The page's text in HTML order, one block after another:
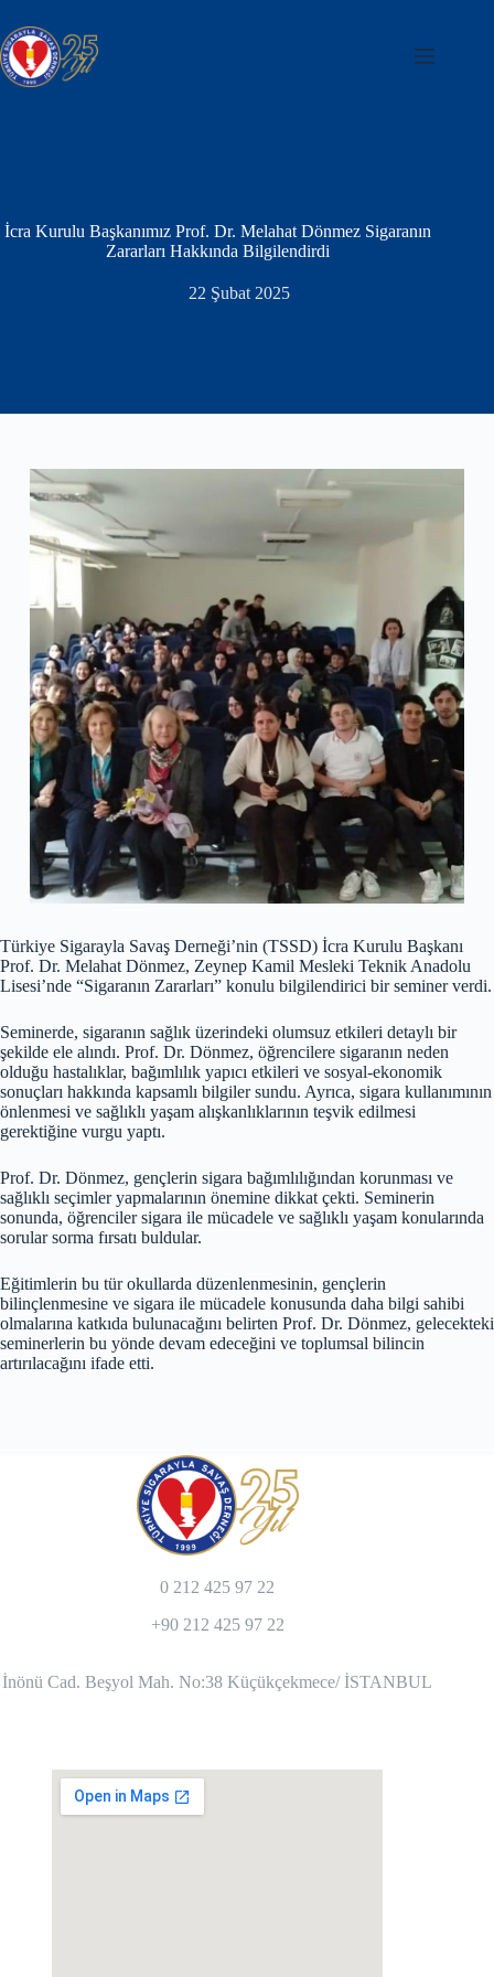
to
content
İcra Kurulu Başkanımız Prof. Dr. Melahat Dönmez Sigaranın
Zararları Hakkında Bilgilendirdi
22 Şubat 2025
Türkiye Sigarayla Savaş Derneği’nin (TSSD) İcra Kurulu Başkanı
Prof. Dr. Melahat Dönmez, Zeynep Kamil Mesleki Teknik Anadolu
Lisesi’nde “Sigaranın Zararları” konulu bilgilendirici bir seminer verdi.
Seminerde, sigaranın sağlık üzerindeki olumsuz etkileri detaylı bir
şekilde ele alındı. Prof. Dr. Dönmez, öğrencilere sigaranın neden
olduğu hastalıklar, bağımlılık yapıcı etkileri ve sosyal-ekonomik
sonuçları hakkında kapsamlı bilgiler sundu. Ayrıca, sigara kullanımının
önlenmesi ve sağlıklı yaşam alışkanlıklarının teşvik edilmesi
gerektiğine vurgu yaptı.
Prof. Dr. Dönmez, gençlerin sigara bağımlılığından korunması ve
sağlıklı seçimler yapmalarının önemine dikkat çekti. Seminerin
sonunda, öğrenciler sigara ile mücadele ve sağlıklı yaşam konularında
sorular sorma fırsatı buldular.
Eğitimlerin bu tür okullarda düzenlenmesinin, gençlerin
bilinçlenmesine ve sigara ile mücadele konusunda daha bilgi sahibi
olmalarına katkıda bulunacağını belirten Prof. Dr. Dönmez, gelecekteki
seminerlerin bu yönde devam edeceğini ve toplumsal bilincin
artırılacağını ifade etti.
0 212 425 97 22
+90 212 425 97 22
İnönü Cad. Beşyol Mah. No:38 Küçükçekmece/ İSTANBUL